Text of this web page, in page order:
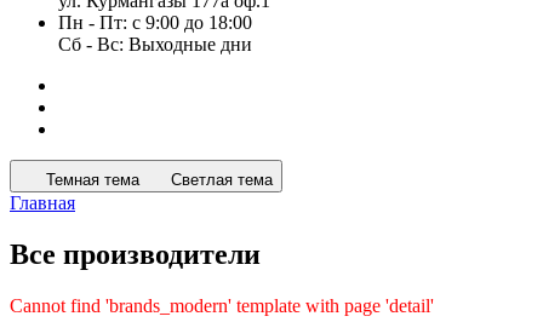
Пн - Пт: с 9:00 до 18:00
Сб - Вс: Выходные дни
Темная тема Светлая тема
Главная
Все производители
Cannot find 'brands_modern' template with page 'detail'